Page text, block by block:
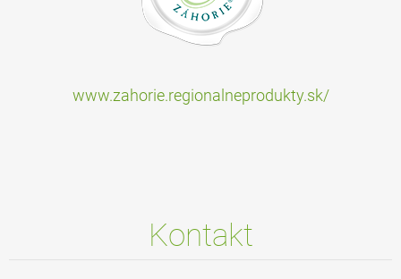
www.zahorie.regionalneprodukty.sk/
Kontakt